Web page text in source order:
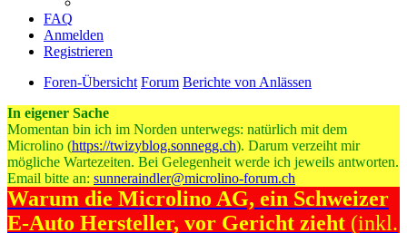
FAQ
Anmelden
Registrieren
Foren-Übersicht Forum Berichte von Anlässen
In eigener Sache
Momentan bin ich im Norden unterwegs: natürlich mit dem
Microlino (https://twizyblog.sonnegg.ch). Darum verzeiht mir
mögliche Wartezeiten. Bei Gelegenheit werde ich jeweils antworten.
Email bitte an: sunneraindler@microlino-forum.ch
Warum die Microlino AG, ein Schweizer
E-Auto Hersteller, vor Gericht zieht (inkl.